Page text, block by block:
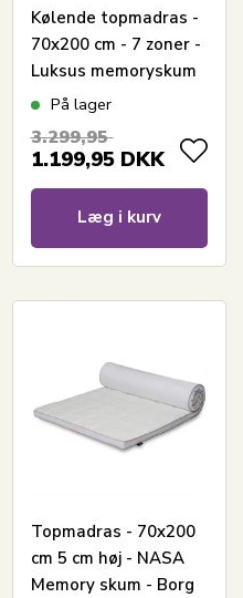
Kølende topmadras -
70x200 cm - 7 zoner -
Luksus memoryskum
topmadras 8 cm høj -
På lager
3.299,95
1.199,95 DKK
Læg i kurv
Topmadras - 70x200
cm 5 cm høj - NASA
Memory skum - Borg